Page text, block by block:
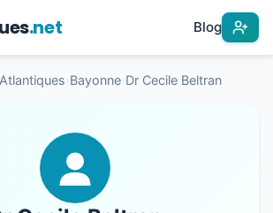
.net Blog
Bayonne Dr Cecile Beltran